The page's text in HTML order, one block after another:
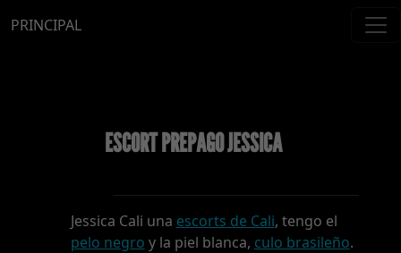
PRINCIPAL
ESCORT PREPAGO JESSICA
Jessica Cali una escorts de Cali, tengo el
pelo negro y la piel blanca, culo brasileño.